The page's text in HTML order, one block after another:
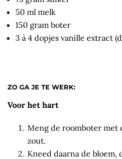
50 ml melk
150 gram boter
3 à 4 dopjes vanille extract
ZO GA JE TE WERK:
Voor het hart
Meng de roomboter met
zout.
Kneed daarna de bloem,